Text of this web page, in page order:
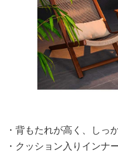
・背もたれが高く、しっ
・クッション入りインナ